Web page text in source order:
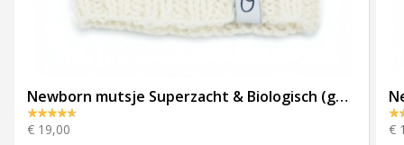
Newborn mutsje Superzacht & Biologisch (gebreid) – Crème
€ 19,00 €